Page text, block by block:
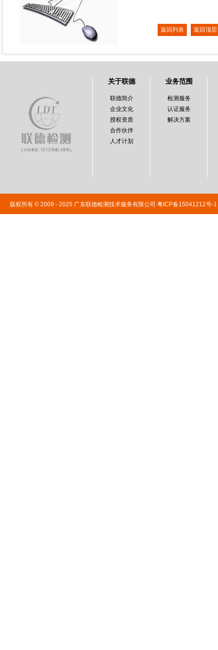
返回列表 返回顶层
关于联德
联德简介
企业文化
授权资质
合作伙伴
人才计划
业务范围
检测服务
认证服务
解决方案
版权所有 © 2009 - 2025 广东联德检测技术服务有限公司 粤ICP备15041212号-1